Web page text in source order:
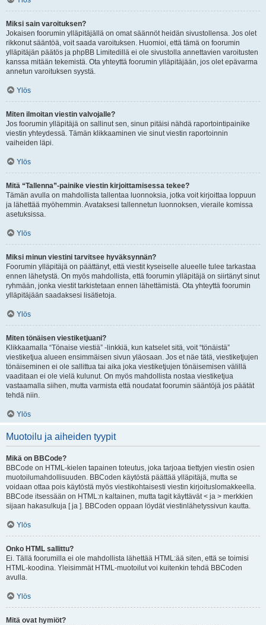
Miksi sain varoituksen?
Jokaisen foorumin ylläpitäjällä on omat säännöt heidän sivustollensa. Jos olet
rikkonut sääntöä, voit saada varoituksen. Huomioi, että tämä on foorumin
ylläpitäjän päätös ja phpBB Limitedillä ei ole sivustolla annettavien varoitusten
kanssa mitään tekemistä. Ota yhteyttä foorumin ylläpitäjään, jos olet epävarma
annetun varoituksen syystä.
Ylös
Miten ilmoitan viestin valvojalle?
Jos foorumin ylläpitäjä on sallinut sen, sinun pitäisi nähdä raportointipainike
viestin yhteydessä. Tämän klikkaaminen vie sinut viestin raportoinnin
vaiheiden läpi.
Ylös
Mitä “Tallenna”-painike viestin kirjoittamisessa tekee?
Tämän avulla on mahdollista tallentaa luonnoksia, jotka voit kirjoittaa loppuun
ja lähettää myöhemmin. Avataksesi tallennetun luonnoksen, vieraile komissa
asetuksissa.
Ylös
Miksi minun viestini tarvitsee hyväksynnän?
Foorumin ylläpitäjä on päättänyt, että viestit kyseiselle alueelle tulee tarkastaa
ennen lähetystä. On myös mahdollista, että foorumin ylläpitäjä on siirtänyt sinut
ryhmään, jonka viestit tarkistetaan ennen lähettämistä. Ota yhteyttä foorumin
ylläpitäjään saadaksesi lisätietoja.
Ylös
Miten tönäisen viestiketjuani?
Klikkaamalla “Tönaise viestiä” -linkkiä, kun katselet sitä, voit “tönäistä”
viestiketjua alueen ensimmäisen sivun yläosaan. Jos et näe tätä, viestiketjujen
tönäiseminen ei ole sallittua tai aika joka viestiketjujen tönäisemisen välillä
vaaditaan ei ole vielä kulunut. On myös mahdollista nostaa viestiketjua
vastaamalla siihen, mutta varmista että noudatat foorumin sääntöjä jos päätät
tehdä niin.
Ylös
Muotoilu ja aiheiden tyypit
Mikä on BBCode?
BBCode on HTML-kielen tapainen toteutus, joka tarjoaa tiettyjen viestin osien
muotoilumahdollisuuden. BBCoden käytöstä päättää ylläpitäjä, mutta se
voidaan ottaa pois käytöstä myös viestikohtaisesti viestin kirjoituslomakkeella.
BBCode itsessään on HTML:n kaltainen, mutta tagit käyttävät < ja > merkkien
sijaan hakasulkuja [ ja ]. BBCoden oppaan löydät viestinlähetyssivun kautta.
Ylös
Onko HTML sallittu?
Ei. Tällä foorumilla ei ole mahdollista lähettää HTML:ää siten, että se toimisi
HTML-koodina. Yleisimmät HTML-muotoilut voi kuitenkin tehdä BBCoden
avulla.
Ylös
Mitä ovat hymiöt?